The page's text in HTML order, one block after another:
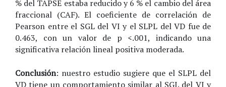
% del TAPSE estaba reducido y 6 % el cambio del área
fraccional (CAF). El coeficiente de correlación de
Pearson entre el SGL del VI y el SLPL del VD fue de
0.463, con un valor de p <.001, indicando una
significativa relación lineal positiva moderada.
Conclusión: nuestro estudio sugiere que el SLPL del
VD tiene un comportamiento similar al SGL del VI y